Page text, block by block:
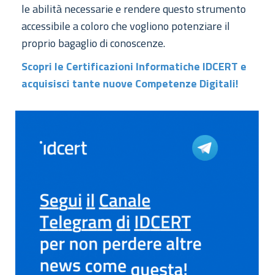
le abilità necessarie e rendere questo strumento
accessibile a coloro che vogliono potenziare il
proprio bagaglio di conoscenze.
Scopri le Certificazioni Informatiche IDCERT e
acquisisci tante nuove Competenze Digitali!